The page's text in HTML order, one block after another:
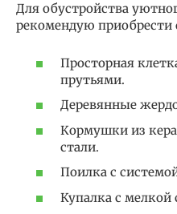
Для обустройства
рекомендую
Просторная
прутьями.
Деревянные
Кормушки из
стали.
Поилка с
Купалка с мелкой